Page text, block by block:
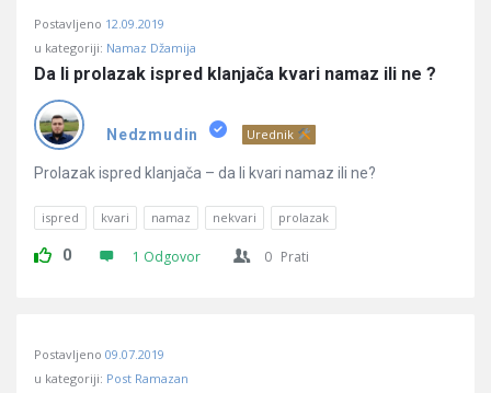
Postavljeno 12.09.2019
u kategoriji: Namaz Džamija
Da li prolazak ispred klanjača kvari namaz ili ne ?
Nedzmudin Urednik
Prolazak ispred klanjača – da li kvari namaz ili ne?
ispred kvari namaz nekvari prolazak
0 1 Odgovor 0 Prati
Postavljeno 09.07.2019
u kategoriji: Post Ramazan